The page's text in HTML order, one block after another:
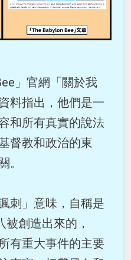
」官網「關於我
料指出，他們是一
和所有真實的說法
督教和政治的東
。
刺」意味，自稱是
創造出來的，
有重大事件的主要